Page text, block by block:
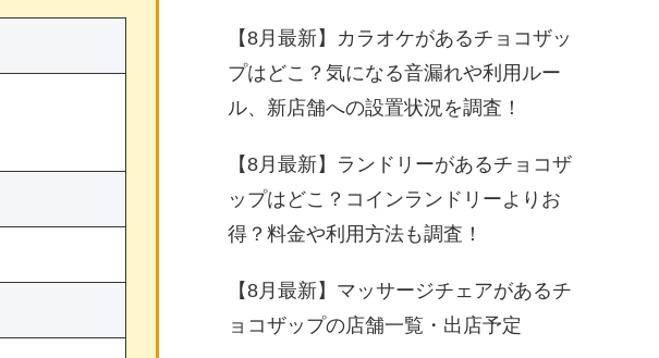
【8月最新】カラオケがあるチョコザッ
プはどこ？気になる音漏れや利用ルー
ル、新店舗への設置状況を調査！
【8月最新】ランドリーがあるチョコザ
ップはどこ？コインランドリーよりお
得？料金や利用方法も調査！
【8月最新】マッサージチェアがあるチ
ョコザップの店舗一覧・出店予定